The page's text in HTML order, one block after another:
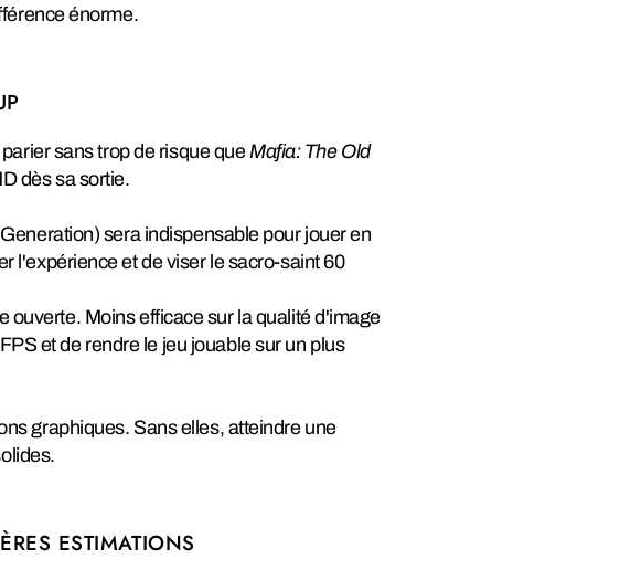
énorme.
sans trop de risque queMafia: The Old
dès sa sortie.
sera indispensable pour jouer en
l'expérience et de viser le sacro-saint 60
ouverte. Moins efficace sur la qualité d'image
et de rendre le jeu jouable sur un plus
graphiques. Sans elles, atteindre une
ESTIMATIONS